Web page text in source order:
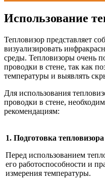
Использование
Тепловизор представляет
визуализировать
среды. Тепловизоры очень
проводки в стене, так как
температуры и выявлять
Для использования
проводки в стене,
рекомендациям:
1. Подготовка тепловизора
Перед использованием
его работоспособности и
измерения температуры.